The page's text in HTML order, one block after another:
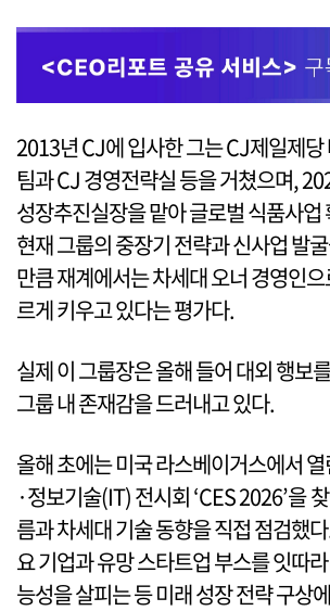
2013년 CJ에 입사한 그는 CJ제일제
팀과 CJ 경영전략실 등을 거쳤으며,
성장추진실장을 맡아 글로벌 식품사업
현재 그룹의 중장기 전략과 신사업 발
만큼 재계에서는 차세대 오너 경영인
르게 키우고 있다는 평가다.
실제 이 그룹장은 올해 들어 대외 행보
그룹 내 존재감을 드러내고 있다.
올해 초에는 미국 라스베이거스에서
·정보기술(IT) 전시회 ‘CES 2026’을
름과 차세대 기술 동향을 직접 점검했
요 기업과 유망 스타트업 부스를 잇따
능성을 살피는 등 미래 성장 전략 구상